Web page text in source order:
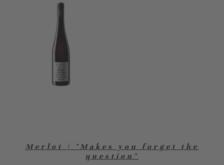
Merlot | "Makes you forget the
question"